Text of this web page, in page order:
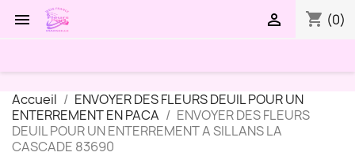
 shopping_cart (0)

Accueil
ENVOYER DES FLEURS DEUIL POUR UN
ENTERREMENT EN PACA
ENVOYER DES FLEURS
DEUIL POUR UN ENTERREMENT A SILLANS LA
CASCADE 83690